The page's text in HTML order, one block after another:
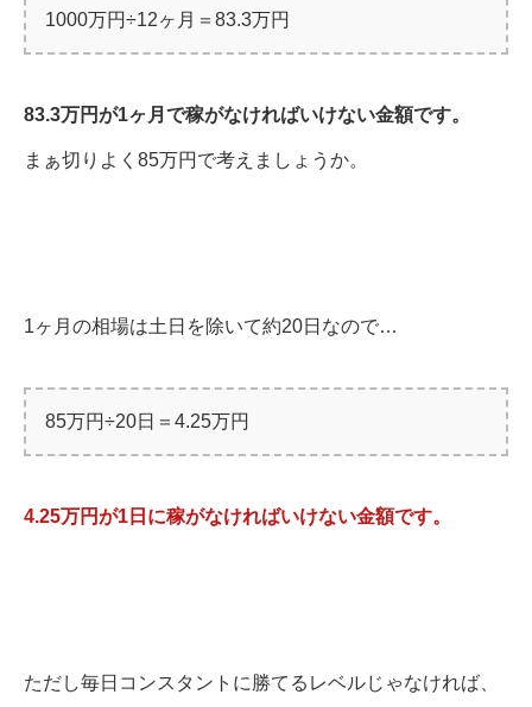
1000万円÷12ヶ月＝83.3万円
83.3万円が1ヶ月で稼がなければいけない金額です。
まぁ切りよく85万円で考えましょうか。
1ヶ月の相場は土日を除いて約20日なので…
85万円÷20日＝4.25万円
4.25万円が1日に稼がなければいけない金額です。
ただし毎日コンスタントに勝てるレベルじゃなければ、